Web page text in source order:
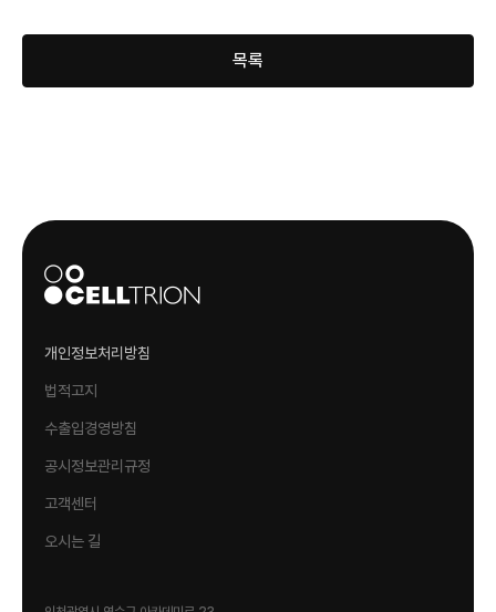
목록
개인정보처리방침
법적고지
수출입경영방침
공시정보관리규정
고객센터
오시는 길